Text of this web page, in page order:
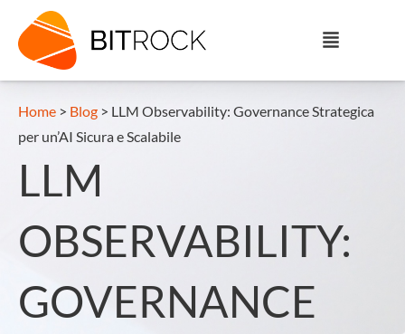
Home > Blog > LLM Observability: Governance Strategica
per un’AI Sicura e Scalabile
LLM
OBSERVABILITY:
GOVERNANCE